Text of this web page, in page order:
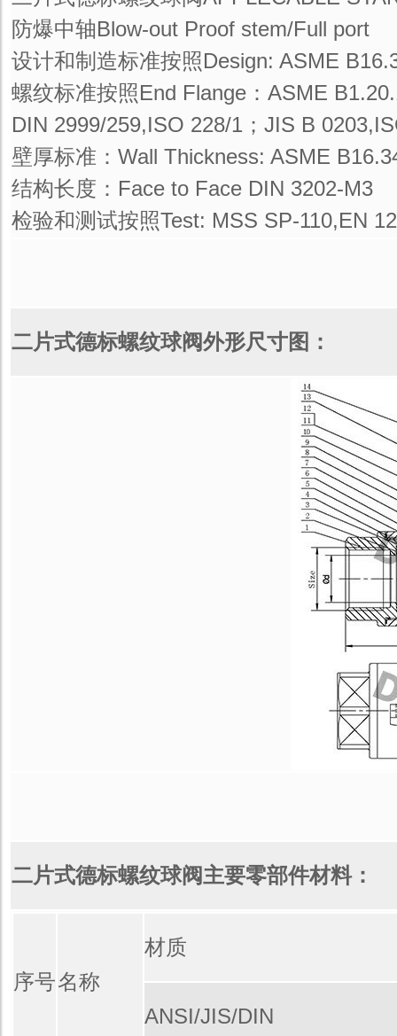
防爆中轴Blow-out Proof stem/Full port
设计和制造标准按照Design: ASME
螺纹标准按照End Flange：ASME
DIN 2999/259,ISO 228/1；JIS B
壁厚标准：Wall Thickness: ASME
结构长度：Face to Face DIN 3202-M3
检验和测试按照Test: MSS SP-110,EN
二片式德标螺纹球阀外形尺寸图：
二片式德标螺纹球阀主要零部件材料：
序号名称
材质
ANSI/JIS/DIN